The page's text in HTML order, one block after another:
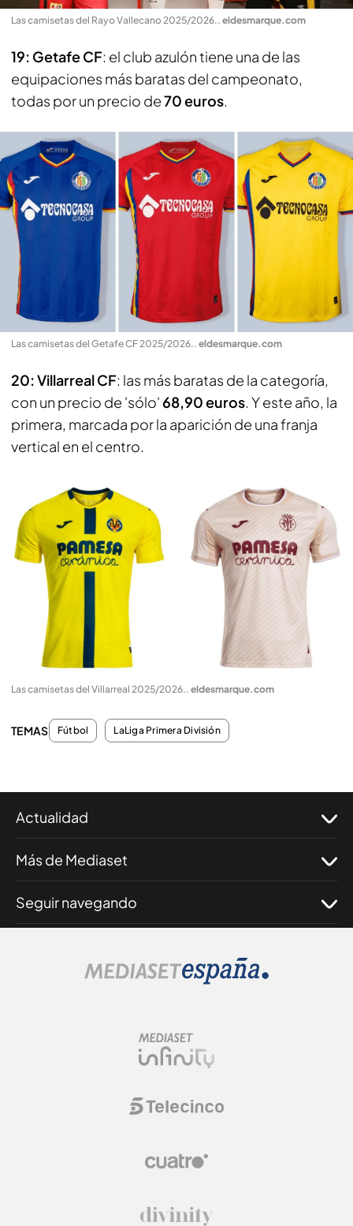
Las camisetas del Rayo Vallecano 2025/2026.. eldesmarque.com
19: Getafe CF: el club azulón tiene una de las
equipaciones más baratas del campeonato,
todas por un precio de70 euros.
Las camisetas del Getafe CF 2025/2026.. eldesmarque.com
20: Villarreal CF: las más baratas de la categoría,
con un precio de 'sólo' 68,90 euros. Y este año, la
primera, marcada por la aparición de una franja
vertical en el centro.
Las camisetas del Villarreal 2025/2026.. eldesmarque.com
TEMAS Fútbol LaLiga Primera División
Actualidad
Más de Mediaset
Seguir navegando